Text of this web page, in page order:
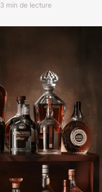
3 min de lecture